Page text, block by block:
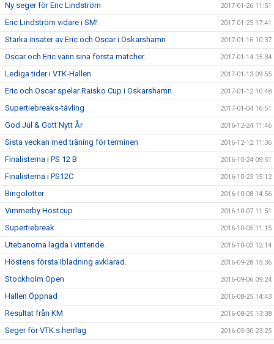
Ny seger för Eric Lindström 2017-01-26 11:51
Eric Lindström vidare i SM! 2017-01-25 17:41
Starka insater av Eric och Oscar i Oskarshamn 2017-01-16 10:37
Oscar och Eric vann sina första matcher. 2017-01-14 15:34
Lediga tider i VTK-Hallen 2017-01-13 09:55
Eric och Oscar spelar Raisko Cup i Oskarshamn 2017-01-12 10:48
Supertiebreaks-tävling 2017-01-04 16:51
God Jul & Gott Nytt År 2016-12-24 11:46
Sista veckan med träning för terminen 2016-12-12 11:36
Finalisterna i PS 12 B 2016-10-24 09:51
Finalisterna i PS12C 2016-10-23 15:12
Bingolotter 2016-10-08 14:56
Vimmerby Höstcup 2016-10-07 11:51
Supertiebreak 2016-10-05 11:15
Utebanorna lagda i vinteride. 2016-10-03 12:14
Höstens första Ibladning avklarad. 2016-09-28 15:36
Stockholm Open 2016-09-06 09:24
Hallen Öppnad 2016-08-25 14:43
Resultat från KM 2016-08-25 13:38
Seger för VTK:s herrlag 2016-05-30 23:25